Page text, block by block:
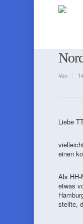
Von
Liebe
einen
Als HH-
etwas
stellte,